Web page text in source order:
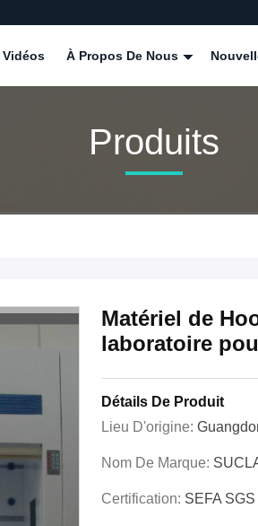
Vidéos À Propos De Nous
Produits
Matériel de
laboratoire
Détails De Produit
Lieu D'origine:
Nom De Marque:
Certification: SEFA